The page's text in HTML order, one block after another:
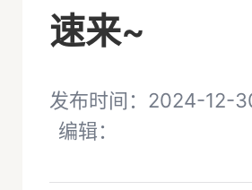
速来~
发布时间：2024-12-
编辑：